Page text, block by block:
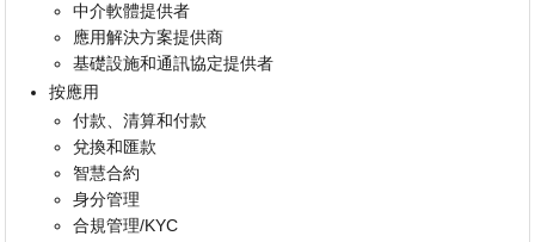
中介軟體提供者
應用解決方案提供商
基礎設施和通訊協定提供者
按應用
付款、清算和付款
兌換和匯款
智慧合約
身分管理
合規管理/KYC